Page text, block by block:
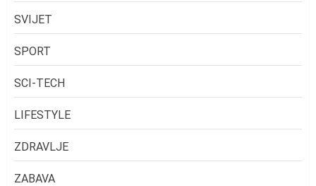
SVIJET
SPORT
SCI-TECH
LIFESTYLE
ZDRAVLJE
ZABAVA